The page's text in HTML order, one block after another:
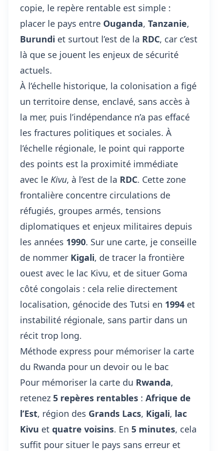
copie, le repère rentable est simple :
placer le pays entre Ouganda, Tanzanie,
Burundi et surtout l’est de la RDC, car c’est
là que se jouent les enjeux de sécurité
actuels.
À l’échelle historique, la colonisation a figé
un territoire dense, enclavé, sans accès à
la mer, puis l’indépendance n’a pas effacé
les fractures politiques et sociales. À
l’échelle régionale, le point qui rapporte
des points est la proximité immédiate
avec le Kivu, à l’est de la RDC. Cette zone
frontalière concentre circulations de
réfugiés, groupes armés, tensions
diplomatiques et enjeux militaires depuis
les années 1990. Sur une carte, je conseille
de nommer Kigali, de tracer la frontière
ouest avec le lac Kivu, et de situer Goma
côté congolais : cela relie directement
localisation, génocide des Tutsi en 1994 et
instabilité régionale, sans partir dans un
récit trop long.
Méthode express pour mémoriser la carte
du Rwanda pour un devoir ou le bac
Pour mémoriser la carte du Rwanda,
retenez 5 repères rentables : Afrique de
l’Est, région des Grands Lacs, Kigali, lac
Kivu et quatre voisins. En 5 minutes, cela
suffit pour situer le pays sans erreur et